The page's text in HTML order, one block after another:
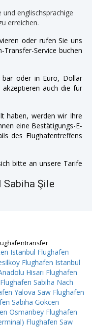
englischsprachige
erreichen.
oder rufen Sie uns
Transfer-Service buchen
oder in Euro, Dollar
auch die für
haben, werden wir Ihre
eine Bestätigungs-E-
des Flughafentreffens
bitte an unsere Tarife
Şile
Istanbul Flughafen
Flughafen Istanbul
Hisarı Flughafen
Flughafen Sabiha Nach
Yalova Saw Flughafen
Sabiha Gökcen
Osmanbey Flughafen
Flughafen Saw